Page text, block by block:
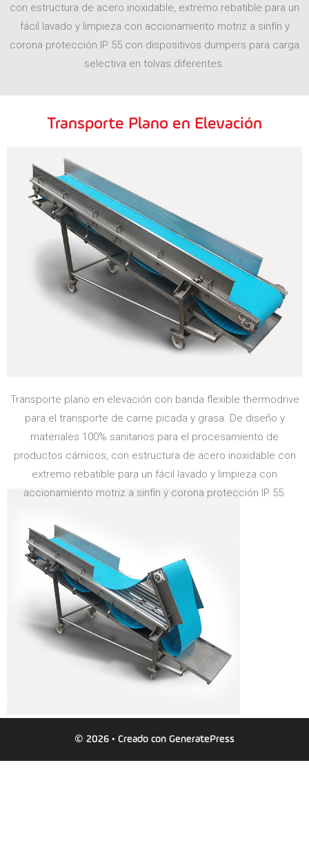
con estructura de acero inoxidable, extremo rebatible para un
fácil lavado y limpieza con accionamiento motriz a sinfín y
corona protección IP 55 con dispositivos dumpers para carga
selectiva en tolvas diferentes.
Transporte Plano en Elevación
Transporte plano en elevación con banda flexible thermodrive
para el transporte de carne picada y grasa. De diseño y
materiales 100% sanitarios para el procesamiento de
productos cárnicos, con estructura de acero inoxidable con
extremo rebatible para un fácil lavado y limpieza con
accionamiento motriz a sinfín y corona protección IP 55.
© 2026 • Creado con GeneratePress